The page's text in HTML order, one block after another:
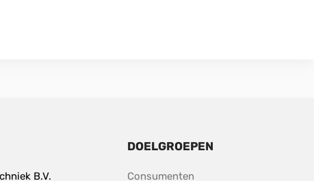
B.V.
DOELGROEPEN
Consumenten